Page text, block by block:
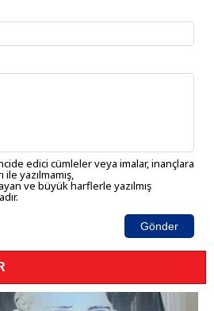
edici cümleler veya imalar, inançlara
ile yazılmamış,
ve büyük harflerle yazılmış
Gönder